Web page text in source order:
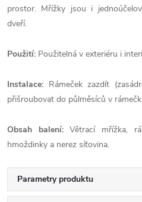
prostor. Mřížky jsou i
dveří.
Použití: Použitelná v exteriéru i
Instalace: Rámeček zazdít
přišroubovat do půlměsíců v
Obsah balení:Větrací mřížka,
hmoždinky a nerez síťovina.
Parametry produktu